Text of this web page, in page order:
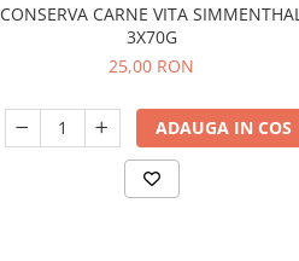
CONSERVA CARNE VITA SIMMENTHAL
3X70G
25,00 RON
ADAUGA IN COS